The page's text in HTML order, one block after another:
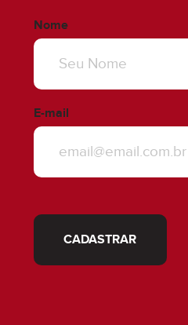
Nome
E-mail
CADASTRAR